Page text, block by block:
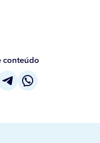
conteúdo